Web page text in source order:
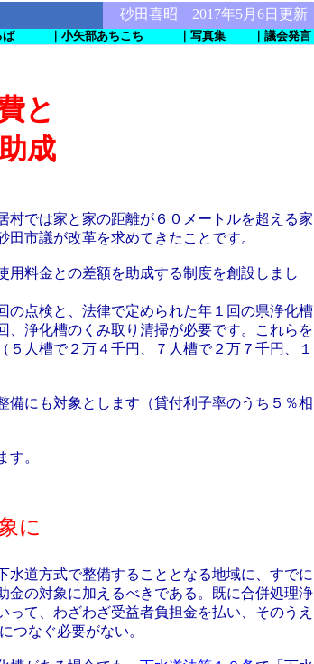
砂田喜昭 2017年5月6日更新
ば ｜小矢部あちこち ｜写真集 ｜議会発言
と
成
では家と家の距離が６０メートルを超える家
市議が改革を求めてきたことです。
料金との差額を助成する制度を創設しまし
点検と、法律で定められた年１回の県浄化槽
浄化槽のくみ取り清掃が必要です。これらを
人槽で２万４千円、７人槽で２万７千円、１
にも対象とします（貸付利子率のうち５％相
。
に
道方式で整備することとなる地域に、すでに
金の対象に加えるべきである。既に合併処理浄
て、わざわざ受益者負担金を払い、そのうえ
つなぐ必要がない。